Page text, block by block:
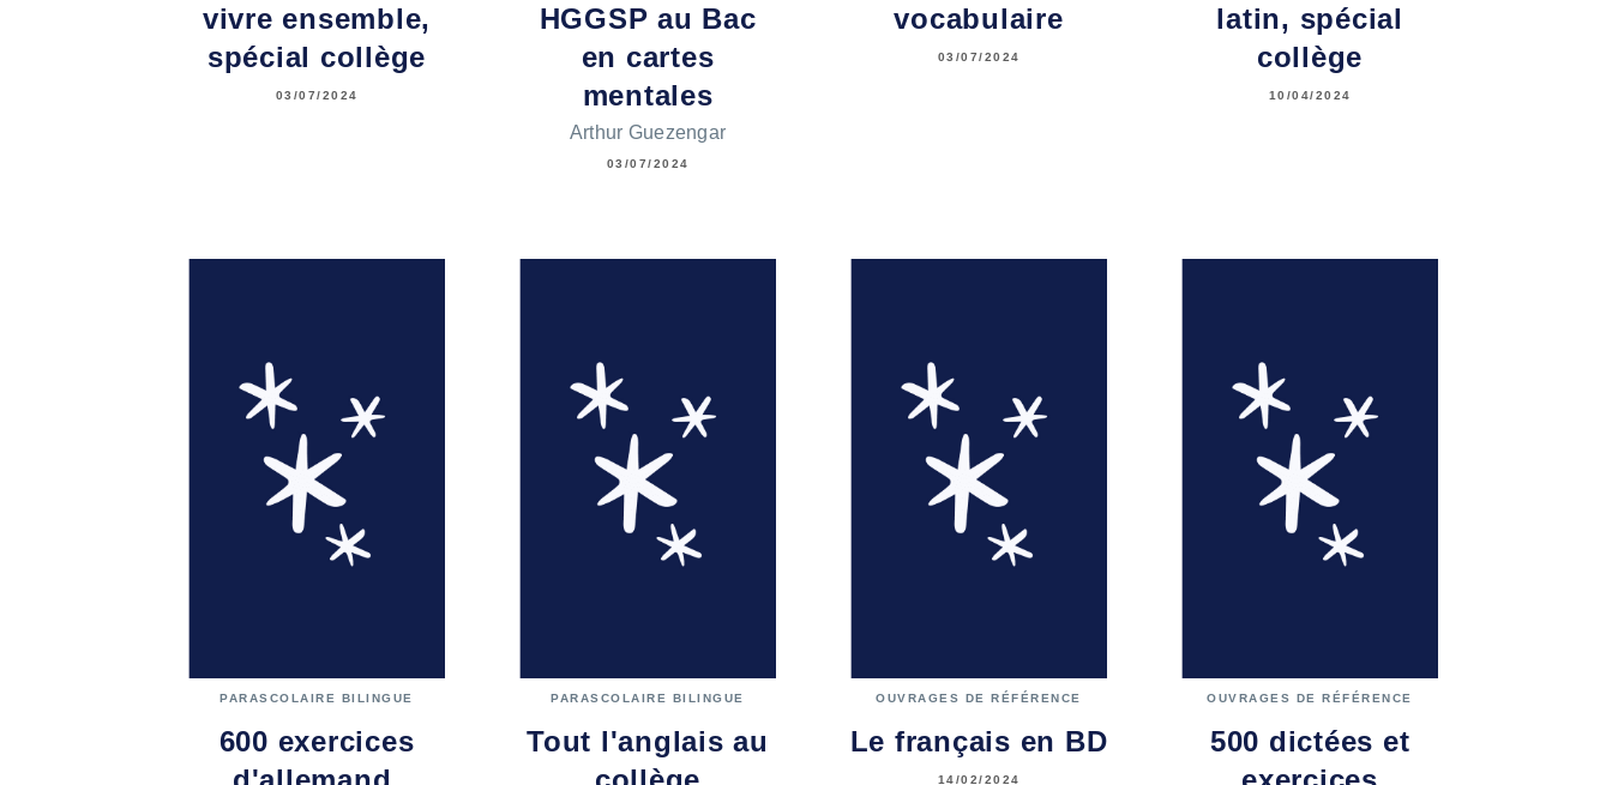
vivre ensemble,
spécial collège
03/07/2024
HGGSP au Bac
en cartes
mentales
Arthur Guezengar
03/07/2024
vocabulaire
03/07/2024
latin, spécial
collège
10/04/2024
PARASCOLAIRE BILINGUE
600 exercices
PARASCOLAIRE BILINGUE
Tout l'anglais au
OUVRAGES DE RÉFÉRENCE
Le français en BD
14/02/2024
OUVRAGES DE RÉFÉRENCE
500 dictées et